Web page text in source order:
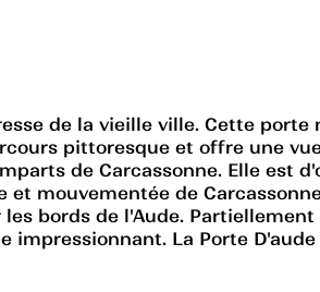
de la vieille ville. Cette
pittoresque et offre une
de Carcassonne. Elle est
mouvementée de
bords de l'Aude.
La Porte